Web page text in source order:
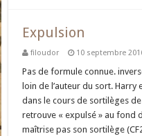
Expulsion
filoudor 10 septembre
Pas de formule connue.
loin de l’auteur du sort.
dans le cours de sortilèges
retrouve « expulsé » au fond
maîtrise pas son sortilège